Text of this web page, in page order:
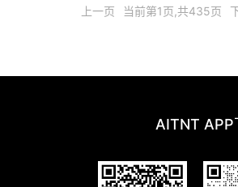
上一页 当前第1页,共435页
AITNT APP